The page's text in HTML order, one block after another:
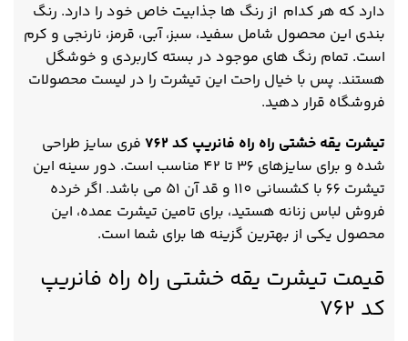
دارد که هر کدام از رنگ ها جذابیت خاص خود را دارد. رنگ
بندی این محصول شامل سفید، سبز، آبی، قرمز، نارنجی و کرم
است. تمام رنگ های موجود در بسته کاربردی و خوشگل
هستند. پس با خیال راحت این تیشرت را در لیست محصولات
فروشگاه قرار دهید.
تیشرت یقه خشتی راه راه فانریپ کد 762
فری سایز طراحی
شده و برای سایزهای 36 تا 42 مناسب است. دور سینه این
تیشرت 66 با کشسانی 110 و قد آن 51 می باشد. اگر خرده
فروش لباس زنانه هستید، برای تامین تیشرت عمده، این
محصول یکی از بهترین گزینه ها برای شما است.
قیمت تیشرت یقه خشتی راه راه فانریپ
کد 762